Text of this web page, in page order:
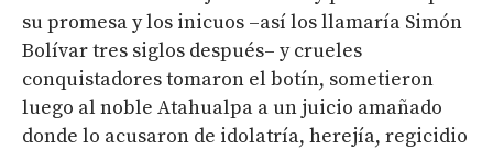
su promesa y los inicuos –así los llamaría Simón
Bolívar tres siglos después– y crueles
conquistadores tomaron el botín, sometieron
luego al noble Atahualpa a un juicio amañado
donde lo acusaron de idolatría, herejía, regicidio